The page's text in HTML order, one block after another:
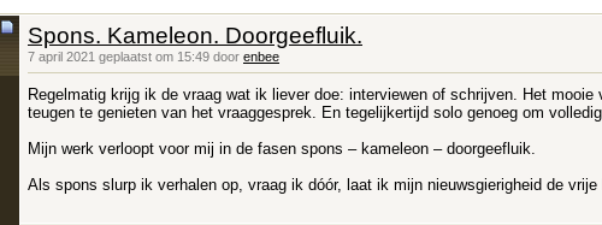
Spons. Kameleon. Doorgeefluik.
7 april 2021 geplaatst om 15:49 door enbee
Regelmatig krijg ik de vraag wat ik liever doe: interviewen of schrijven. Het
teugen te genieten van het vraaggesprek. En tegelijkertijd solo genoeg om
Mijn werk verloopt voor mij in de fasen spons – kameleon – doorgeefluik.
Als spons slurp ik verhalen op, vraag ik dóór, laat ik mijn nieuwsgierigheid de vrije